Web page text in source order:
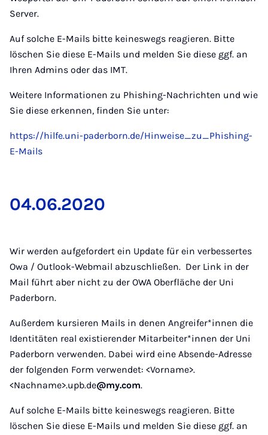
Server.
Auf solche E-Mails bitte keineswegs reagieren. Bitte
löschen Sie diese E-Mails und melden Sie diese ggf. an
Ihren Admins oder das IMT.
Weitere Informationen zu Phishing-Nachrichten und wie
Sie diese erkennen, finden Sie unter:
https://hilfe.uni-paderborn.de/Hinweise_zu_Phishing-
E-Mails
04.06.2020
Wir werden aufgefordert ein Update für ein verbessertes
Owa / Outlook-Webmail abzuschließen. Der Link in der
Mail führt aber nicht zu der OWA Oberfläche der Uni
Paderborn.
Außerdem kursieren Mails in denen Angreifer*innen die
Identitäten real existierender Mitarbeiter*innen der Uni
Paderborn verwenden. Dabei wird eine Absende-Adresse
der folgenden Form verwendet: <Vorname>.
<Nachname>.upb.de@my.com.
Auf solche E-Mails bitte keineswegs reagieren. Bitte
löschen Sie diese E-Mails und melden Sie diese ggf. an